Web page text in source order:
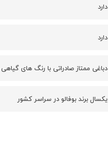
دارد
دارد
دباغی ممتاز صادراتی با رنگ های
یکسال برند بوفالو در سراسر کشور